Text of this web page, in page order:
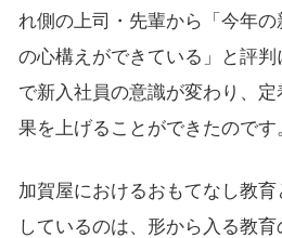
れ側の上司・先輩から「今年
の心構えができている」と評
で新入社員の意識が変わり、
果を上げることができたのです
加賀屋におけるおもてなし教
しているのは、形から入る教